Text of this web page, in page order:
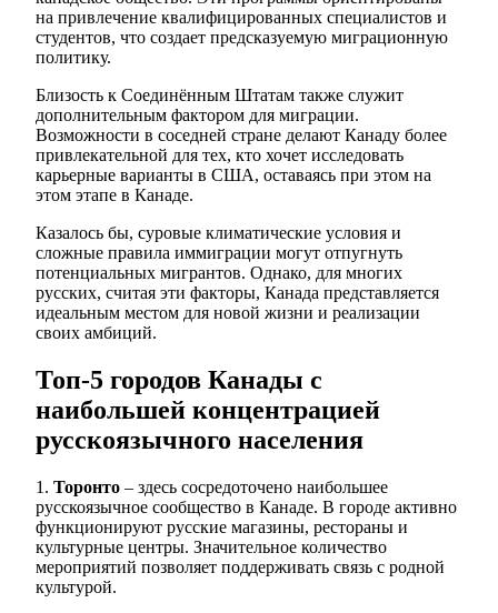
на привлечение квалифицированных специалистов и
студентов, что создает предсказуемую миграционную
политику.
Близость к Соединённым Штатам также служит
дополнительным фактором для миграции.
Возможности в соседней стране делают Канаду более
привлекательной для тех, кто хочет исследовать
карьерные варианты в США, оставаясь при этом на
этом этапе в Канаде.
Казалось бы, суровые климатические условия и
сложные правила иммиграции могут отпугнуть
потенциальных мигрантов. Однако, для многих
русских, считая эти факторы, Канада представляется
идеальным местом для новой жизни и реализации
своих амбиций.
Топ-5 городов Канады с
наибольшей концентрацией
русскоязычного населения
1. Торонто – здесь сосредоточено наибольшее
русскоязычное сообщество в Канаде. В городе активно
функционируют русские магазины, рестораны и
культурные центры. Значительное количество
мероприятий позволяет поддерживать связь с родной
культурой.